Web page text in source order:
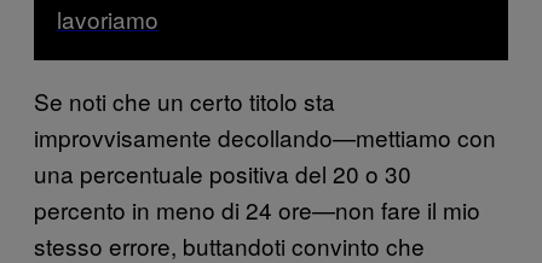
lavoriamo
Se noti che un certo titolo sta
improvvisamente decollando—mettiamo con
una percentuale positiva del 20 o 30
percento in meno di 24 ore—non fare il mio
stesso errore, buttandoti convinto che